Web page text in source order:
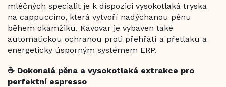
mléčných specialit je k dispozici vysokotlaká tryska
na cappuccino, která vytvoří nadýchanou pěnu
během okamžiku. Kávovar je vybaven také
automatickou ochranou proti přehřátí a přetlaku a
energeticky úsporným systémem ERP.
☕ Dokonalá pěna a vysokotlaká extrakce pro
perfektní espresso